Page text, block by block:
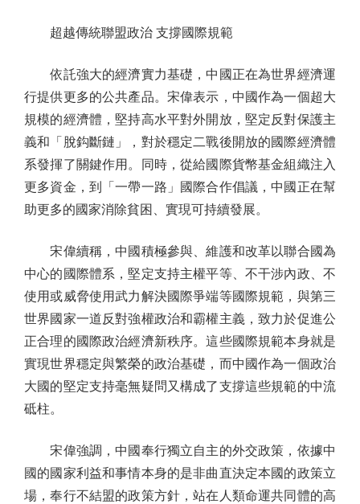
超越傳統聯盟政治 支撐國際規範
依託強大的經濟實力基礎，中國正在為世界經濟運
行提供更多的公共產品。宋偉表示，中國作為一個超大
規模的經濟體，堅持高水平對外開放，堅定反對保護主
義和「脫鈎斷鏈」，對於穩定二戰後開放的國際經濟體
系發揮了關鍵作用。同時，從給國際貨幣基金組織注入
更多資金，到「一帶一路」國際合作倡議，中國正在幫
助更多的國家消除貧困、實現可持續發展。
宋偉續稱，中國積極參與、維護和改革以聯合國為
中心的國際體系，堅定支持主權平等、不干涉內政、不
使用或威脅使用武力解決國際爭端等國際規範，與第三
世界國家一道反對強權政治和霸權主義，致力於促進公
正合理的國際政治經濟新秩序。這些國際規範本身就是
實現世界穩定與繁榮的政治基礎，而中國作為一個政治
大國的堅定支持毫無疑問又構成了支撐這些規範的中流
砥柱。
宋偉強調，中國奉行獨立自主的外交政策，依據中
國的國家利益和事情本身的是非曲直決定本國的政策立
場，奉行不結盟的政策方針，站在人類命運共同體的高